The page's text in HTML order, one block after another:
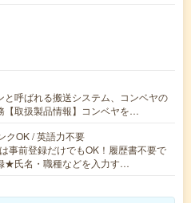
と呼ばれる搬送システム、コンベヤの
【取扱製品情報】コンベヤを…
クOK / 英語力不要
事前登録だけでもOK！履歴書不要で
★氏名・職種などを入力す…